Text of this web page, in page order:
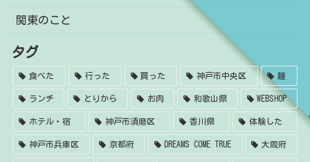
関東のこと
タグ
食べた 行った 買った 神戸市中央区 麺
ランチ とりから お肉 和歌山県 WEBSHOP
ホテル・宿 神戸市須磨区 香川県 体験した
神戸市兵庫区 京都府 DREAMS COME TRUE 大阪府